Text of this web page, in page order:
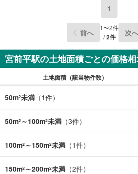
たいという方も大歓迎です！年間
発表しているオープンハウスだか
ざいます。ぜひお気軽にご連絡・
件:当社のみ、もしくは当社を含
なオープンハウス・ディベロップ
1
前へ 1〜2件
/2件 次へ
宮前平駅の土地面積ごとの価格
土地面積（該当物件数）
50m2未満 （1件）
50m2 ～100m2未満 （3件）
100m2 ～150m2未満 （1件）
150m2 ～200m2未満 （2件）